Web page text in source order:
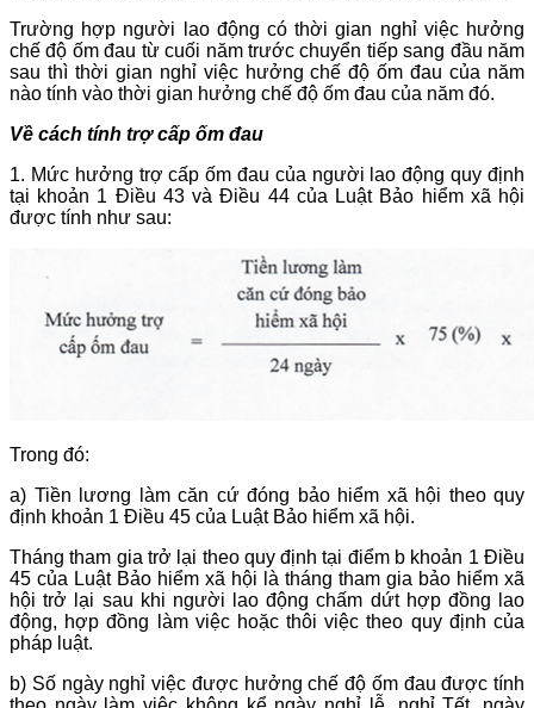
Trường hợp người lao động có thời gian nghỉ việc hưởng
chế độ ốm đau từ cuối năm trước chuyển tiếp sang đầu năm
sau thì thời gian nghỉ việc hưởng chế độ ốm đau của năm
nào tính vào thời gian hưởng chế độ ốm đau của năm đó.
Về cách tính trợ cấp ốm đau
1. Mức hưởng trợ cấp ốm đau của người lao động quy định
tại khoản 1 Điều 43 và Điều 44 của Luật Bảo hiểm xã hội
được tính như sau:
Trong đó:
a) Tiền lương làm căn cứ đóng bảo hiểm xã hội theo quy
định khoản 1 Điều 45 của Luật Bảo hiểm xã hội.
Tháng tham gia trở lại theo quy định tại điểm b khoản 1 Điều
45 của Luật Bảo hiểm xã hội là tháng tham gia bảo hiểm xã
hội trở lại sau khi người lao động chấm dứt hợp đồng lao
động, hợp đồng làm việc hoặc thôi việc theo quy định của
pháp luật.
b) Số ngày nghỉ việc được hưởng chế độ ốm đau được tính